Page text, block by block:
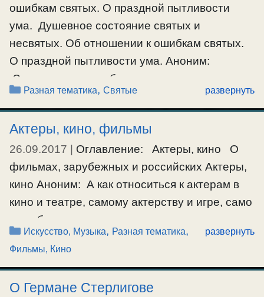
питают в человеке дух самости и гордыни, и
создают ложное ощущение обладания
истиною. …
Ещё…
ошибкам святых. О праздной пытливости
ума. Душевное состояние святых и
несвятых. Об отношении к ошибкам святых.
О праздной пытливости ума. Аноним:
Святые могут ошибаться, когда не
различают состояния своего духа. Когда они
не в Духе тогда и ошибаются, но у Бога даже
ошибки учитываются и идут во благо. Когда
после молитвы …
Ещё…
#святые
Рубрики
Разная тематика,Святые развернуть
Актеры, кино, фильмы
26.09.2017 | Оглавление: Актеры, кино О
фильмах, зарубежных и российских Актеры,
кино Аноним: А как относиться к актерам в
кино и театре, самому актерству и игре, само
по себе это не есть плохо, или это в
принципе плохо? О.Серафим: Все зависит
от того, в каком духе находится сам актер, в
повседневной своей жизни. И в каких
фильмах он …
Рубрики
Искусство, Музыка, Разная тематика,
Фильмы, Кино
развернуть
О Германе Стерлигове